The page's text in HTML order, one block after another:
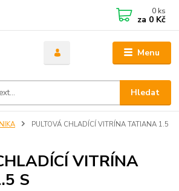
Menu
Hledat
0 ks
za 0 Kč
PULTOVÁ CHLADÍCÍ VITRÍNA TATIANA 1.5
VITRÍNA
S